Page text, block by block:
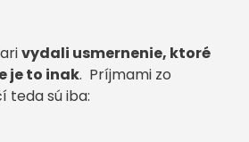
vydali usmernenie, ktoré
je to inak. Príjmami zo
teda sú iba: